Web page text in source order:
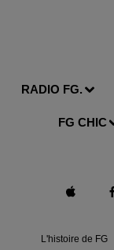
RADIO FG.
FG CHIC
L'histoire de FG